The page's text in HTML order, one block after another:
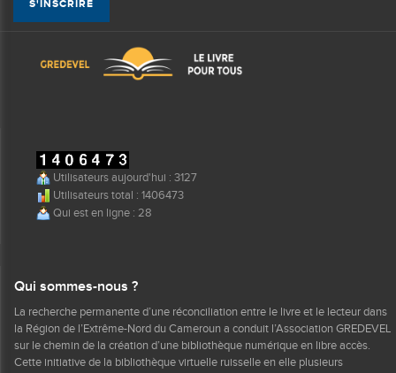
Utilisateurs aujourd'hui : 3127
Utilisateurs total : 1406473
Qui est en ligne : 28
Qui sommes-nous ?
La recherche permanente d’une réconciliation entre le livre et le lecteur dans
la Région de l’Extrême-Nord du Cameroun a conduit l’Association GREDEVEL
sur le chemin de la création d’une bibliothèque numérique en libre accès.
Cette initiative de la bibliothèque virtuelle ruisselle en elle plusieurs